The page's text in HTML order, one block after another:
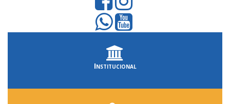
Institucional